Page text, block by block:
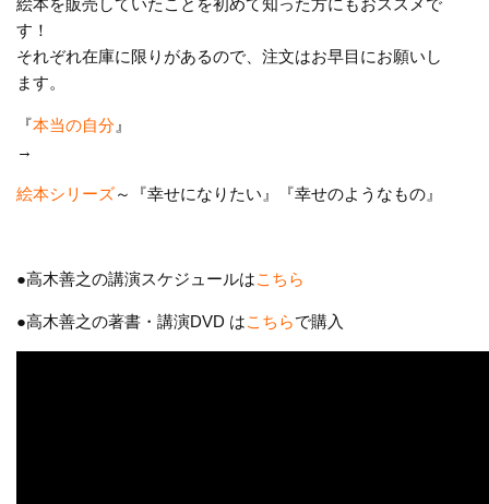
絵本を販売していたことを初めて知った方にもおススメで
す！
それぞれ在庫に限りがあるので、注文はお早目にお願いし
ます。
『本当の自分 』
→
絵本シリーズ～『幸せになりたい』『幸せのようなもの』
●高木善之の講演スケジュールはこちら
●高木善之の著書・講演DVD はこちらで購入